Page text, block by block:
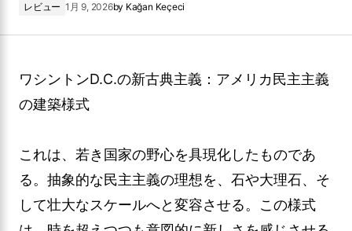
レビュー 1月 9, 2026by Kağan Keçeci
ワシントンD.C.の新古典主義：アメリカ民主主義
の建築様式
これは、若き国家の野心を具現化したものであ
る。抽象的な民主主義の理想を、石や大理石、そ
して壮大なスケールへと変容させる。この様式